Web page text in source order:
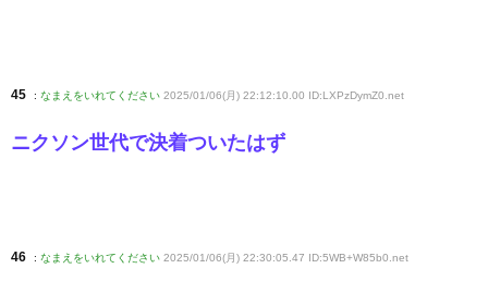
45 : なまえをいれてください 2025/01/06(月) 22:12:10.00 ID:LXPzDymZ0.net
ニクソン世代で決着ついたはず
46 : なまえをいれてください 2025/01/06(月) 22:30:05.47 ID:5WB+W85b0 .net